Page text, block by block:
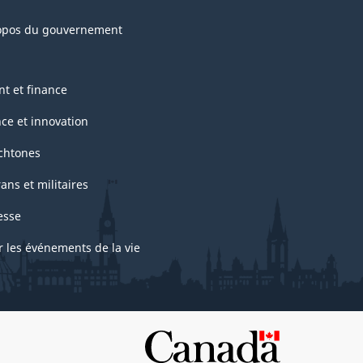
du gouvernement
et finance
et innovation
et militaires
les événements de la vie